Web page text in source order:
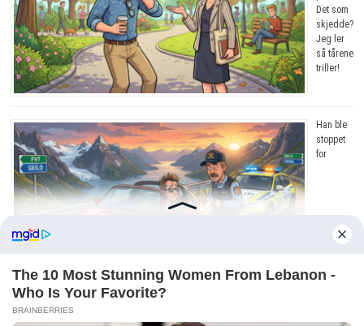
Det som
skjedde?
Jeg ler
så tårene
triller!
Han ble
stoppet
for
råkjøring. Grunnen? Jeg ler så tårene triller!